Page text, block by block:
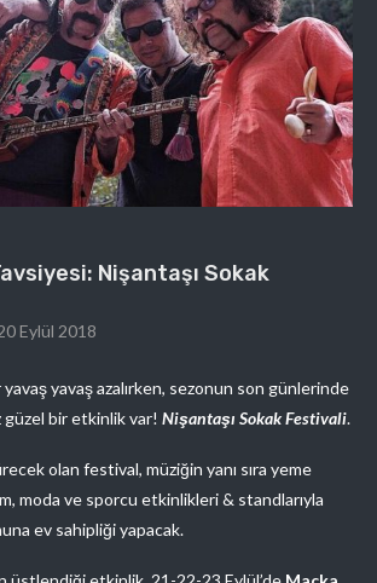
Nişantaşı Sokak
Eylül 2018
yavaş azalırken, sezonun son günlerinde
bir etkinlik var! Nişantaşı Sokak Festivali.
olan festival, müziğin yanı sıra yeme
moda ve sporcu etkinlikleri & standlarıyla
ev sahipliği yapacak.